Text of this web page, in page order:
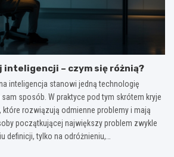
inteligencji – czym się różnią?
inteligencja stanowi jedną technologię
sposób. W praktyce pod tym skrótem kryje
które rozwiązują odmienne problemy i mają
początkującej największy problem zwykle
definicji, tylko na odróżnieniu,…